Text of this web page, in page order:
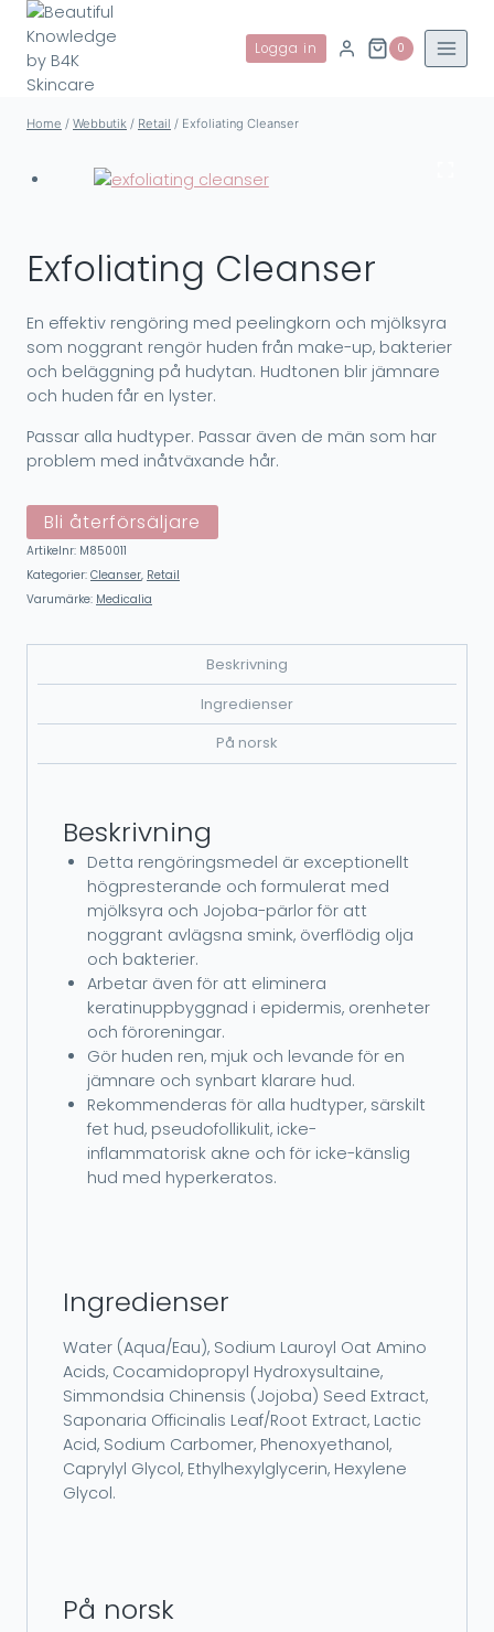
Skip
content
Logga in 0
Home / Webbutik / Retail / Exfoliating Cleanser
Exfoliating Cleanser
En effektiv rengöring med peelingkorn och mjölksyra
som noggrant rengör huden från make-up, bakterier
och beläggning på hudytan. Hudtonen blir jämnare
och huden får en lyster.
Passar alla hudtyper. Passar även de män som har
problem med inåtväxande hår.
Bli återförsäljare
Artikelnr: M850011
Kategorier: Cleanser, Retail
Varumärke: Medicalia
Beskrivning
Ingredienser
På norsk
Beskrivning
Detta rengöringsmedel är exceptionellt
högpresterande och formulerat med
mjölksyra och Jojoba-pärlor för att
noggrant avlägsna smink, överflödig olja
och bakterier.
Arbetar även för att eliminera
keratinuppbyggnad i epidermis, orenheter
och föroreningar.
Gör huden ren, mjuk och levande för en
jämnare och synbart klarare hud.
Rekommenderas för alla hudtyper, särskilt
fet hud, pseudofollikulit, icke-
inflammatorisk akne och för icke-känslig
hud med hyperkeratos.
Ingredienser
Water (Aqua/Eau), Sodium Lauroyl Oat Amino
Acids, Cocamidopropyl Hydroxysultaine,
Simmondsia Chinensis (Jojoba) Seed Extract,
Saponaria Officinalis Leaf/Root Extract, Lactic
Acid, Sodium Carbomer, Phenoxyethanol,
Caprylyl Glycol, Ethylhexylglycerin, Hexylene
Glycol.
På norsk